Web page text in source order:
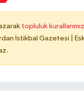
topluluk
İstikbal Gazetesi |